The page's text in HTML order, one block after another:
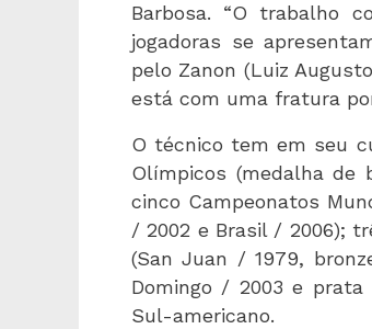
Barbosa. “O trabalho
jogadoras se
pelo Zanon (Luiz
está com uma fratura
O técnico tem em seu
Olímpicos (medalha de
cinco Campeonatos
/ 2002 e Brasil / 2006);
(San Juan / 1979,
Domingo / 2003 e
Sul-americano.